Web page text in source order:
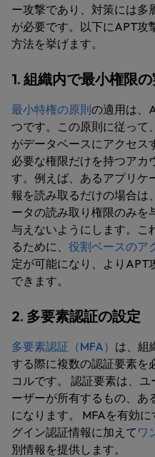
ー攻撃であり、対策には多
が必要です。以下にAPT攻
方法を挙げます。
1. 組織内で最小権限
最小特権の原則の適用は、
つです。この原則に従って
がデータベースにアクセス
必要な権限だけを持つアカ
す。例えば、あるアプリケ
報を読み取るだけの場合は
ータの読み取り権限のみを
与えないようにします。こ
るために、 役割ベースのア
定が可能になり、よりAPT
できます。
2. 多要素認証の設定
多要素認証（MFA） は、組
する際に複数の認証要素を
コルです。 認証要素は、
ーザーが所有するもの、あ
になります。 MFAを有効
グイン認証情報に加えて ワ
別情報を提供します。